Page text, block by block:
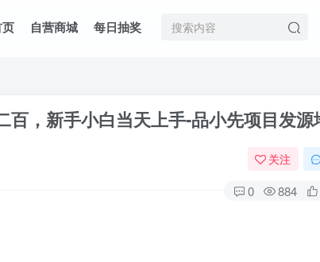
自营商城 每日抽奖
百，新手小白当天上手-品小先项目发源
关注
0 884